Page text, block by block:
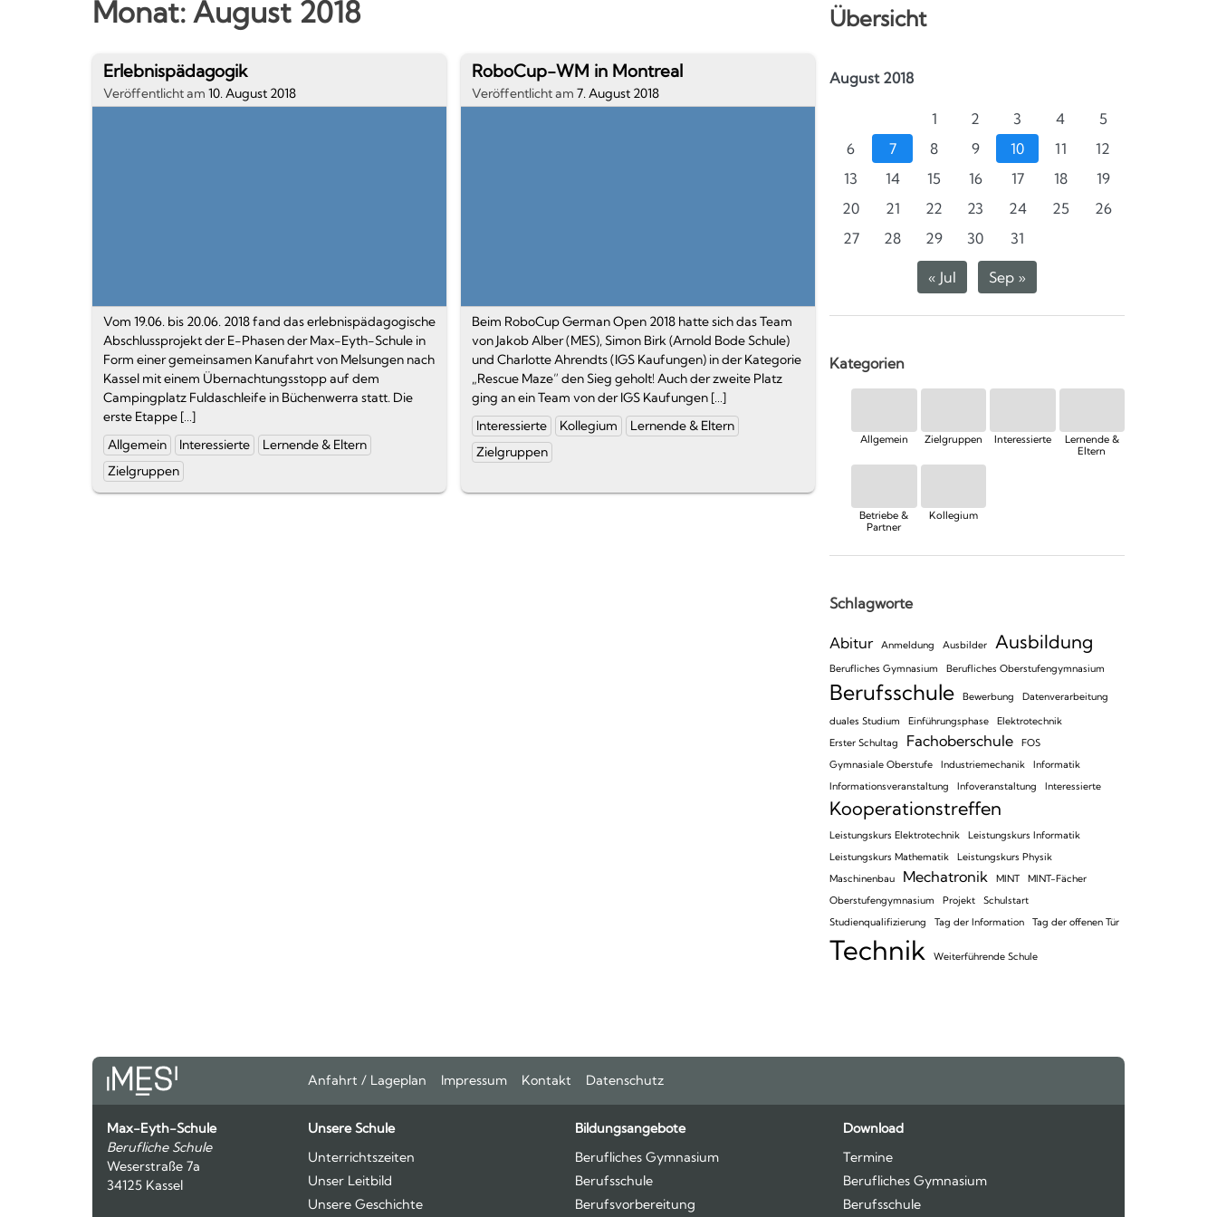
KompetenzenMonat: August 2018
1.
Artikel
Erlebnispädagogik
Veröffentlicht am 10. August 2018
Textauszug
Vom 19.06. bis 20.06. 2018 fand das erlebnispädagogische
Abschlussprojekt der E-Phasen der Max-Eyth-Schule in
Form einer gemeinsamen Kanufahrt von Melsungen nach
Kassel mit einem Übernachtungsstopp auf dem
Campingplatz Fuldaschleife in Büchenwerra statt. Die
erste Etappe […]
Ende
des
Textauszugs
Kategorien
und
Schlagworte:
Allgemein Interessierte
Lernende & Eltern
Zielgruppen
2.
Artikel
RoboCup-WM in Montreal
Veröffentlicht am 7. August 2018
Textauszug
Beim RoboCup German Open 2018 hatte sich das Team
von Jakob Alber (MES), Simon Birk (Arnold Bode Schule)
und Charlotte Ahrendts (IGS Kaufungen) in der Kategorie
„Rescue Maze” den Sieg geholt! Auch der zweite Platz
ging an ein Team von der IGS Kaufungen […]
Ende
des
Textauszugs
Kategorien
und
Schlagworte:
Interessierte Kollegium
Lernende & Eltern
Zielgruppen
Übersicht
August 2018
1 2 3 4
5
6
7 8 9 10 11
12
13
14 15 16 17 18
19
20
21 22 23 24 25
26
27
28 29 30 31
« Jul Sep »
Kategorien
Allgemein Zielgruppen Interessierte
Lernende &
Eltern
Betriebe &
Partner
Kollegium
Schlagworte
Abitur Anmeldung Ausbilder Ausbildung
Berufliches Gymnasium Berufliches Oberstufengymnasium
Berufsschule Bewerbung
Datenverarbeitung
duales Studium
Einführungsphase
Elektrotechnik
Erster Schultag
Fachoberschule
FOS
Gymnasiale Oberstufe
Industriemechanik
Informatik
Informationsveranstaltung
Infoveranstaltung Interessierte
Kooperationstreffen
Leistungskurs Elektrotechnik
Leistungskurs Informatik
Leistungskurs Mathematik
Leistungskurs Physik
Maschinenbau
Mechatronik MINT
MINT-Fächer
Oberstufengymnasium
Projekt
Schulstart
Studienqualifizierung
Tag der Information Tag der offenen Tür
Technik Weiterführende Schule
Anfahrt / Lageplan Impressum Kontakt Datenschutz
Max-Eyth-Schule
Berufliche Schule
Weserstraße 7a
34125 Kassel
Unsere Schule
Unterrichtszeiten
Unser Leitbild
Unsere Geschichte
Bildungsangebote
Berufliches Gymnasium
Berufsschule
Berufsvorbereitung
Download
Termine
Berufliches Gymnasium
Berufsschule